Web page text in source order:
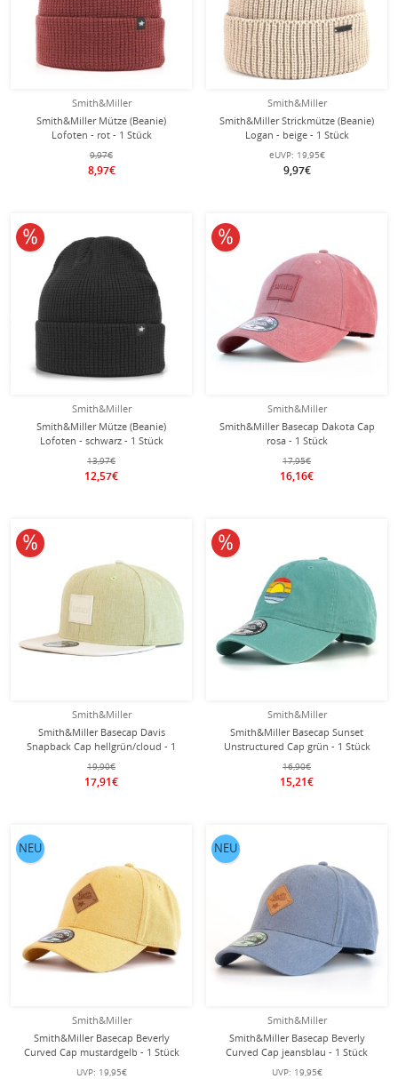
Smith&Miller
Smith&Miller Mütze (Beanie)
Lofoten - rot - 1 Stück
9,97€
8,97€
Smith&Miller
Smith&Miller Strickmütze (Beanie)
Logan - beige - 1 Stück
eUVP: 19,95€
9,97€
Smith&Miller
Smith&Miller Mütze (Beanie)
Lofoten - schwarz - 1 Stück
13,97€
12,57€
10% reduziert
Smith&Miller
Smith&Miller Basecap Dakota Cap
rosa - 1 Stück
17,95€
16,16€
10% reduziert
Smith&Miller
Smith&Miller Basecap Davis
Snapback Cap hellgrün/cloud - 1
Stück
19,90€
17,91€
10% reduziert
Smith&Miller
Smith&Miller Basecap Sunset
Unstructured Cap grün - 1 Stück
16,90€
15,21€
10% reduziert
Smith&Miller
Smith&Miller Basecap Beverly
Curved Cap mustardgelb - 1 Stück
UVP: 19,95€
NEU
Smith&Miller
Smith&Miller Basecap Beverly
Curved Cap jeansblau - 1 Stück
UVP: 19,95€
NEU